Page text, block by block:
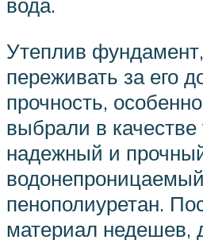
Утеплив
переживать за его
прочность,
выбрали в качестве
надежный и
водонепроницаемый
пенополиуретан.
материал недешев,